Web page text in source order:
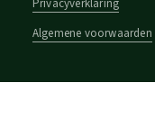
Privacyverklaring
Algemene voorwaarden